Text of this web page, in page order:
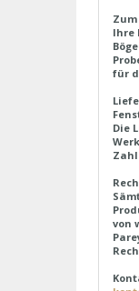
Ihre
für
Die
von